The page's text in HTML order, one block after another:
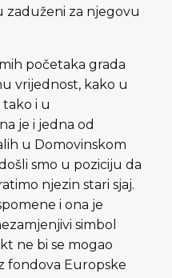
zaduženi za njegovu
početaka grada
vrijednost, kako u
i u
je i jedna od
u Domovinskom
smo u poziciju da
njezin stari sjaj.
i ona je
simbol
ne bi se mogao
fondova Europske